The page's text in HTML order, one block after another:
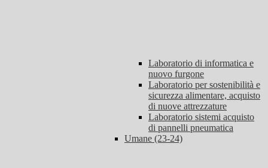
Laboratorio di informatica e
nuovo furgone
Laboratorio per sostenibilità e
sicurezza alimentare, acquisto
di nuove attrezzature
Laboratorio sistemi acquisto
di pannelli pneumatica
Umane (23-24)